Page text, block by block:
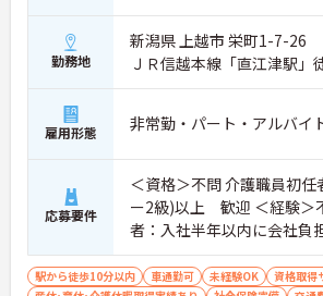
せた働き方が選べます。
◆社内ガイドラインの範囲内で髪色や髪型が
す！ネイルやまつげエクステ、ひげもOKなの
しゃれを我慢することなく、自分らしくのびの
活躍できます。
勤務地
新潟県 上越市 栄町1-7-26
ＪＲ信越本線「直江津駅」
雇用形態 非常勤・パート・アルバイ
応募要件
＜資格＞不問 介護職員初
ー2級)以上 歓迎 ＜経験＞不問 ※無資格
者：入社半年以内に会社負
基礎研修受講
駅から徒歩10分以内 車通勤可 未経験OK 資格取得